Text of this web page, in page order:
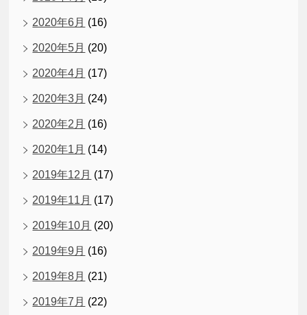
2020年6月 (16)
2020年5月 (20)
2020年4月 (17)
2020年3月 (24)
2020年2月 (16)
2020年1月 (14)
2019年12月 (17)
2019年11月 (17)
2019年10月 (20)
2019年9月 (16)
2019年8月 (21)
2019年7月 (22)